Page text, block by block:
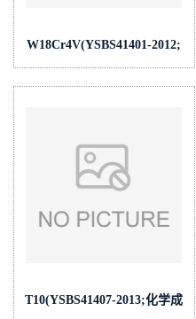
W18Cr4V(YSBS41401-2012;
化学成
T10(YSBS41407-2013;化学成